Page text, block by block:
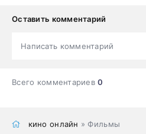
Оставить комментарий
Написать комментарий
Всего комментариев0
кино онлайн » Фильмы